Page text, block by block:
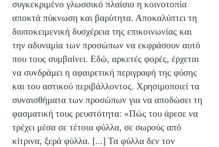
συγκεκριμένο γλωσσικό πλαίσιο η κοινοτοπία
αποκτά πύκνωση και βαρύτητα. Αποκαλύπτει τη
διυποκειμενική δυσχέρεια της επικοινωνίας και
την αδυναμία των προσώπων να εκφράσουν αυτό
που τους συμβαίνει. Εδώ, αρκετές φορές, έρχεται
να συνδράμει η αφαιρετική περιγραφή της φύσης
και του αστικού περιβάλλοντος. Χρησιμοποιεί τα
συναισθήματα των προσώπων για να αποδώσει τη
φασματική τους ρευστότητα: «Πώς του άρεσε να
τρέχει μέσα σε τέτοια φύλλα, σε σωρούς από
κίτρινα, ξερά φύλλα. [...] Τα φύλλα δεν τον